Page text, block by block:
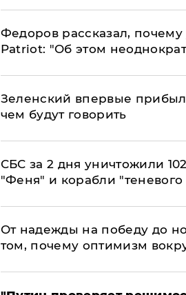
Федоров рассказал,
Patriot: "Об этом
Зеленский впервые
чем будут говорить
СБС за 2 дня уничтожили
"Феня" и корабли "теневого
От надежды на победу до
том, почему оптимизм